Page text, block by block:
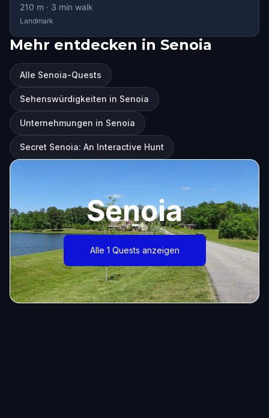
210 m · 3 min walk
Landmark
Mehr entdecken in Senoia
Alle Senoia-Quests
Sehenswürdigkeiten in Senoia
Unternehmungen in Senoia
Secret Senoia: An Interactive Hunt
Senoia
Alle 1 Quests anzeigen